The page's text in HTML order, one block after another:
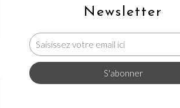
Newsletter